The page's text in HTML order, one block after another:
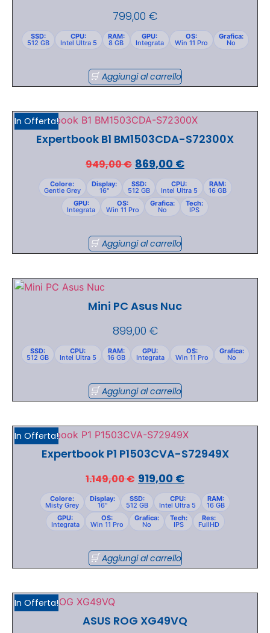
799,00 €
SSD:
512 GB
CPU:
Intel Ultra 5
RAM:
8 GB
GPU:
Integrata
OS:
Win 11 Pro
Grafica:
No
Aggiungi al carrello
In Offerta!
Expertbook B1 BM1503CDA-S72300X
949,00€ 869,00 €
Colore:
Gentle Grey
Display:
16"
SSD:
512 GB
CPU:
Intel Ultra 5
RAM:
16 GB
GPU:
Integrata
OS:
Win 11 Pro
Grafica:
No
Tech:
IPS
Aggiungi al carrello
Mini PC Asus Nuc
899,00 €
SSD:
512 GB
CPU:
Intel Ultra 5
RAM:
16 GB
GPU:
Integrata
OS:
Win 11 Pro
Grafica:
No
Aggiungi al carrello
In Offerta!
Expertbook P1 P1503CVA-S72949X
1.149,00€ 919,00 €
Colore:
Misty Grey
Display:
16"
SSD:
512 GB
CPU:
Intel Ultra 5
RAM:
16 GB
GPU:
Integrata
OS:
Win 11 Pro
Grafica:
No
Tech:
IPS
Res:
FullHD
Aggiungi al carrello
In Offerta!
ASUS ROG XG49VQ